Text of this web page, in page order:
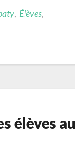
, Élèves,
élèves au